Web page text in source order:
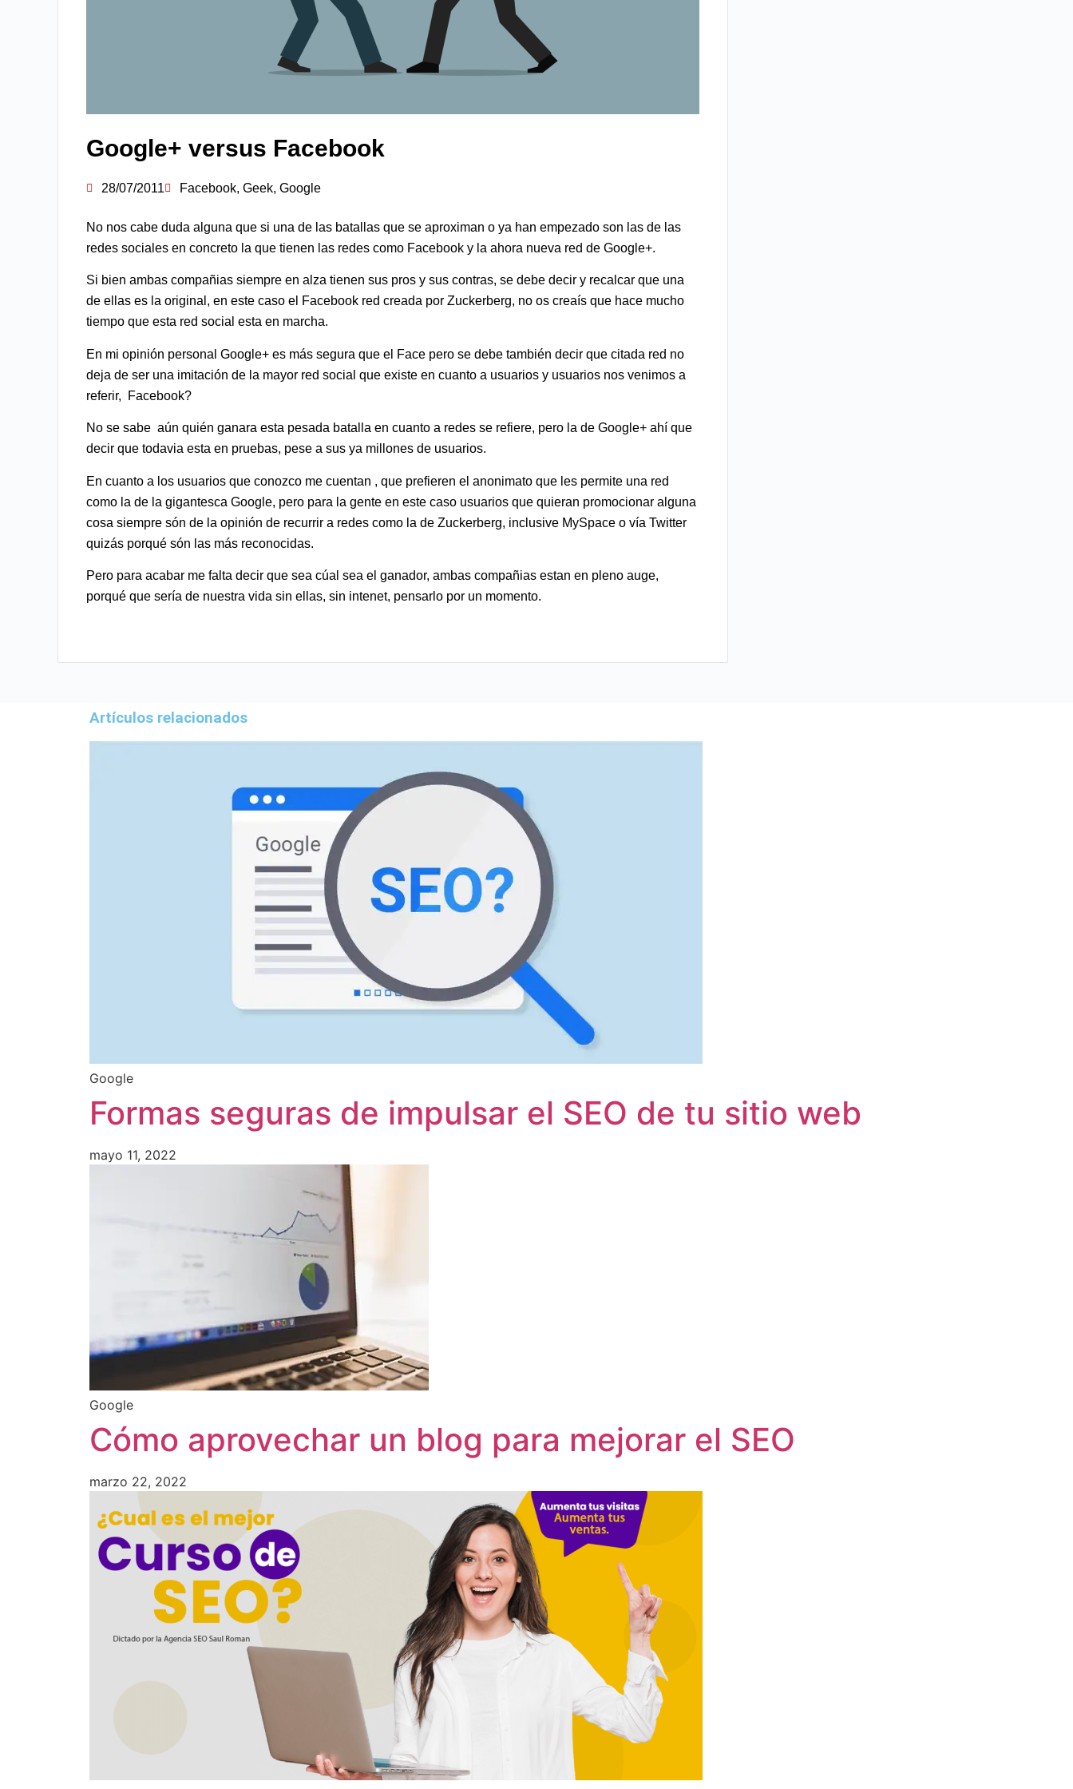
Google+ versus Facebook
28/07/2011 Facebook, Geek, Google
No nos cabe duda alguna que si una de las batallas que se aproximan o ya han empezado son las de las
redes sociales en concreto la que tienen las redes como Facebook y la ahora nueva red de Google+.
Si bien ambas compañias siempre en alza tienen sus pros y sus contras, se debe decir y recalcar que una
de ellas es la original, en este caso el Facebook red creada por Zuckerberg, no os creaís que hace mucho
tiempo que esta red social esta en marcha.
En mi opinión personal Google+ es más segura que el Face pero se debe también decir que citada red no
deja de ser una imitación de la mayor red social que existe en cuanto a usuarios y usuarios nos venimos a
referir, Facebook?
No se sabe aún quién ganara esta pesada batalla en cuanto a redes se refiere, pero la de Google+ ahí que
decir que todavia esta en pruebas, pese a sus ya millones de usuarios.
En cuanto a los usuarios que conozco me cuentan , que prefieren el anonimato que les permite una red
como la de la gigantesca Google, pero para la gente en este caso usuarios que quieran promocionar alguna
cosa siempre són de la opinión de recurrir a redes como la de Zuckerberg, inclusive MySpace o vía Twitter
quizás porqué són las más reconocidas.
Pero para acabar me falta decir que sea cúal sea el ganador, ambas compañias estan en pleno auge,
porqué que sería de nuestra vida sin ellas, sin intenet, pensarlo por un momento.
Artículos relacionados
Google
Formas seguras de impulsar el SEO de tu sitio web
mayo 11, 2022
Google
Cómo aprovechar un blog para mejorar el SEO
marzo 22, 2022